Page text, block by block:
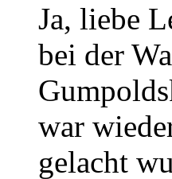
Ja, liebe
bei der
war
gelacht